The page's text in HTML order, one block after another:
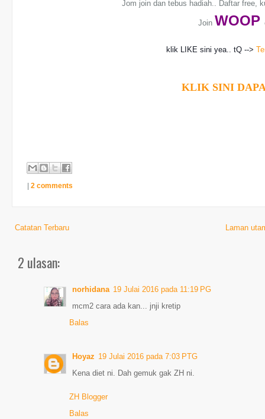
Jom join dan tebus hadiah.. Daftar free,
Join WOOP
klik LIKE sini yea.. tQ -->
KLIK SINI
2 comments
Catatan Terbaru Laman
2 ulasan:
norhidana 19 Julai 2016 pada 11:19 PG
mcm2 cara ada kan... jnji kretip
Balas
Hoyaz 19 Julai 2016 pada 7:03 PTG
Kena diet ni. Dah gemuk gak ZH ni.
ZH Blogger
Balas